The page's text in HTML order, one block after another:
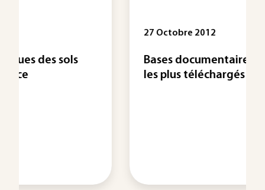
Bases documentaires : les articles
les plus téléchargés